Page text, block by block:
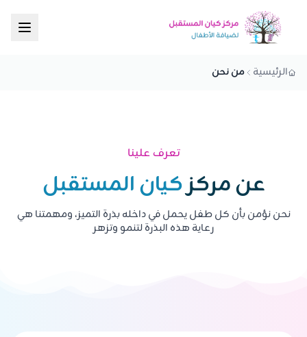
الرئيسية من نحن
تعرف علينا
عن مركزكيان المستقبل
نحن نؤمن بأن كل طفل يحمل في داخله بذرة التميز، ومهمتنا هي
رعاية هذه البذرة لتنمو وتزهر